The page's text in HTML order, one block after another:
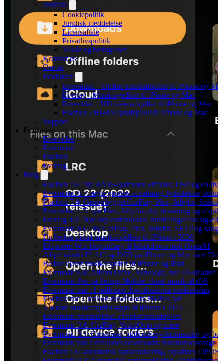
Juridisk
Cookiepolitik
Juridisk meddelelse
Licensaftale
Privatlivspolitik
Vilkår og betingelser
Kontakt os
Om os
Produkter
Evermusic - Offline musikafspiller til iPhone og
Evertag - Musiktageditor til iPhone og Mac
Evervideo - HD-videoafspiller til iPhone og Mac
Flacbox - Hi-Res lydafspiller til iPhone og Mac
Support
Produkter
Evervideo
Evermusic
Flacbox
Evertag
Blog
Flacbox 7.6: Ny BASS-lydmotor, effekter, DSP og en
Evermusic 8.7: ægte gapless-afspilning, lydeffekter,
Flacbox 7.4: Genopbygget CarPlay, Plex, Jellyfin,
Evervideo 1.7: nye Plex, Jellyfin, sky-streaming og
Evertag 4.2: Nye sky-forbindelser, indstillinger for tag-
Evermusic 8.6: Ny CarPlay, Plex, Jellyfin, SFTP og
De bedste cloud musikafspillere til iPhone i 2026
Eksporter Wix blogindlæg til Markdown med OpenAI
Afspil tabsfri FLAC og DSD på iPhone og Mac med
Bedste cloud musikafspiller til iPhone og iPad
Evermusic 6.8: Aliyun Drive, Synology, nye UI-stilarter
Evermusic Pro på Setapp Mobile: cloud-musik til iOS
Evermusic når 11 millioner downloads på verdensplan
Flacbox når 1 million downloads: Hi-Res lyd
5 bedste musikafspiller-apps til iPhone i 2025
Evermusic promovideo: cloud-musikafspiller
Evermusic 3.6: CarPlay, VoiceOver og mere
Evermusic 3.1: Crossfade, bibliotekssynkronisering og
Evermusic når 3 millioner downloads: funktionsoversigt
Flacbox 1.6: automatisk synkronisering, equalizer,